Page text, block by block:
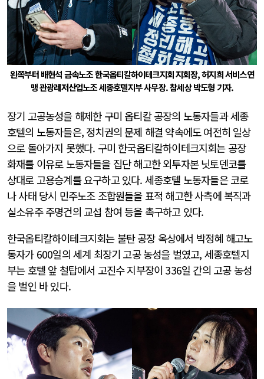
왼쪽부터 배현석 금속노조 한국옵티칼하이테크지회 지회장, 허지희 서비스연
맹 관광레저산업노조 세종호텔지부 사무장. 참세상 박도형 기자.
장기 고공농성을 해제한 구미 옵티칼 공장의 노동자들과 세종
호텔의 노동자들은, 정치권의 문제 해결 약속에도 여전히 일상
으로 돌아가지 못했다. 구미 한국옵티칼하이테크지회는 공장
화재를 이유로 노동자들을 집단 해고한 외투자본 닛토덴코를
상대로 고용승계를 요구하고 있다. 세종호텔 노동자들은 코로
나 사태 당시 민주노조 조합원들을 표적 해고한 사측에 복직과
실소유주 주명건의 교섭 참여 등을 촉구하고 있다.
한국옵티칼하이테크지회는 불탄 공장 옥상에서 박정혜 해고노
동자가 600일의 세계 최장기 고공 농성을 벌였고, 세종호텔지
부는 호텔 앞 철탑에서 고진수 지부장이 336일 간의 고공 농성
을 벌인 바 있다.